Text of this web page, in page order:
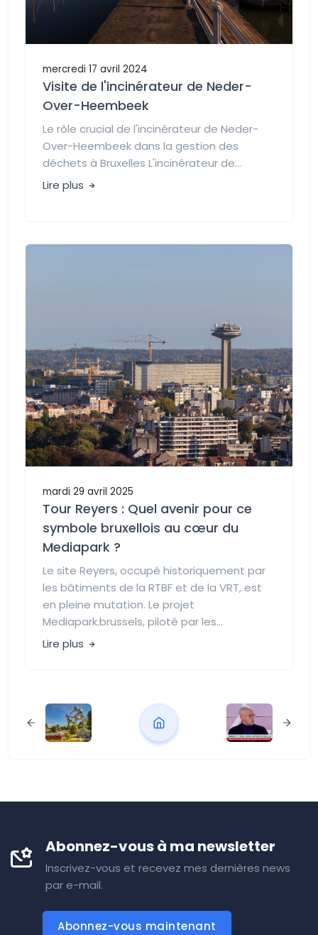
mercredi 17 avril 2024
Visite de l'incinérateur de Neder-
Over-Heembeek
Le rôle crucial de l'incinérateur de Neder-
Over-Heembeek dans la gestion des
déchets à Bruxelles L'incinérateur de...
Lire plus
mardi 29 avril 2025
Tour Reyers : Quel avenir pour ce
symbole bruxellois au cœur du
Mediapark ?
Le site Reyers, occupé historiquement par
les bâtiments de la RTBF et de la VRT, est
en pleine mutation. Le projet
Mediapark.brussels, piloté par les...
Lire plus
Abonnez-vous à ma newsletter
Inscrivez-vous et recevez mes dernières news
par e-mail.
Abonnez-vous maintenant